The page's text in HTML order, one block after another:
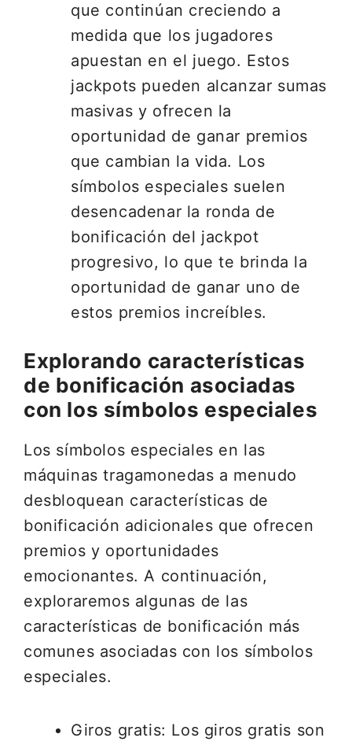
que continúan creciendo a
medida que los jugadores
apuestan en el juego. Estos
jackpots pueden alcanzar sumas
masivas y ofrecen la
oportunidad de ganar premios
que cambian la vida. Los
símbolos especiales suelen
desencadenar la ronda de
bonificación del jackpot
progresivo, lo que te brinda la
oportunidad de ganar uno de
estos premios increíbles.
Explorando características
de bonificación asociadas
con los símbolos especiales
Los símbolos especiales en las
máquinas tragamonedas a menudo
desbloquean características de
bonificación adicionales que ofrecen
premios y oportunidades
emocionantes. A continuación,
exploraremos algunas de las
características de bonificación más
comunes asociadas con los símbolos
especiales.
Giros gratis: Los giros gratis son